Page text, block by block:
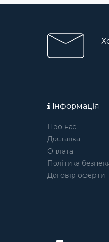
Інформація
Про нас
Доставка
Оплата
Політика
Договір оферти